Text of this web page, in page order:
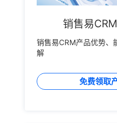
销售易
销售易CRM产品优势、
解
免费领取